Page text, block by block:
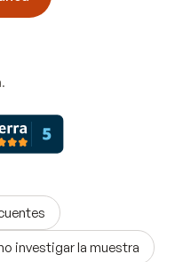
investigar la muestra